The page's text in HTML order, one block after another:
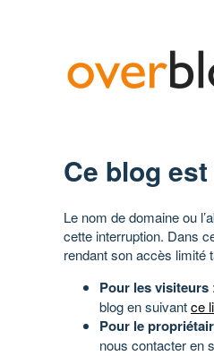
Ce blog
Le nom de domaine ou
cette interruption. Dans
rendant son accès limité
Pour les visiteurs
blog en suivantce
Pour le
nous contacter en